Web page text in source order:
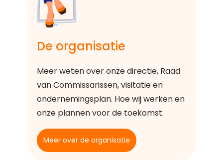
De organisatie
Meer weten over onze directie, Raad
van Commissarissen, visitatie en
ondernemingsplan. Hoe wij werken en
onze plannen voor de toekomst.
Meer over de organisatie